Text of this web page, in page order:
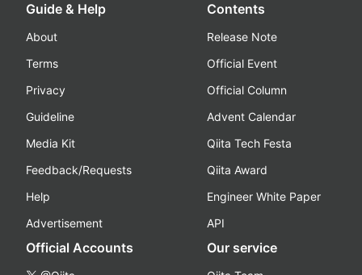
Guide & Help
About
Terms
Privacy
Guideline
Media Kit
Feedback/Requests
Help
Advertisement
Contents
Release Note
Official Event
Official Column
Advent Calendar
Qiita Tech Festa
Qiita Award
Engineer White Paper
API
Official Accounts Our service